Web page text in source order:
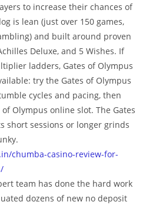
to increase their chances of
is lean (just over 150 games,
and built around proven
Deluxe, and 5 Wishes. If
ladders, Gates of Olympus
try the Gates of Olympus
cycles and pacing, then
Olympus online slot. The Gates
short sessions or longer grinds
chumba-casino-review-for-
team has done the hard work
dozens of new no deposit